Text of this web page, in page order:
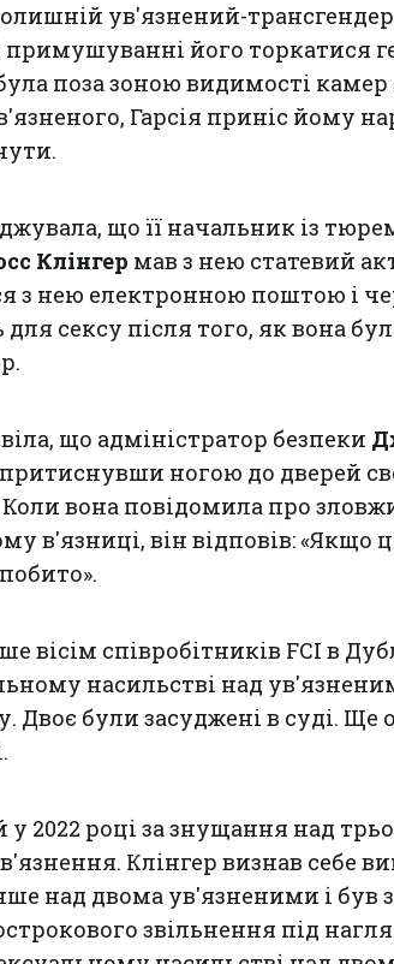
ув'язнений-
його торкатися
поза зоною видимості
Гарсія приніс йому
що її начальник із
Клінгер мав з нею статевий
з нею електронною поштою і
для сексу після того, як вона
що адміністратор безпеки
ногою до дверей
Коли вона повідомила про
в'язниці, він відповів: «Якщо
вісім співробітників FCI в
насильстві над
Двоє були засуджені в суді. Ще
у 2022 році за знущання над
Клінгер визнав себе
над двома ув'язненими і був
звільнення під